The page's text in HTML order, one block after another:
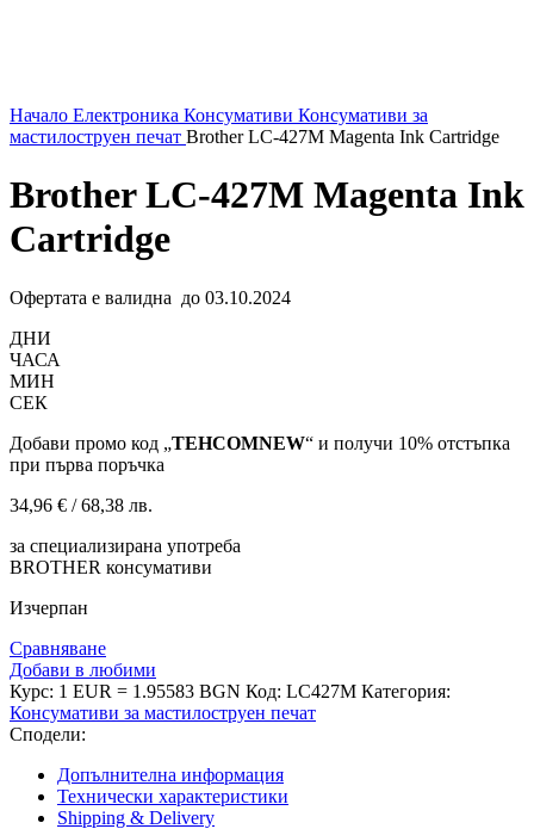
Начало Електроника Консумативи Консумативи за
мастилоструен печат Brother LC-427M Magenta Ink Cartridge
Brother LC-427M Magenta Ink
Cartridge
Офертата е валидна до 03.10.2024
ДНИ
ЧАСА
МИН
СЕК
Добави промо код „TEHCOMNEW“ и получи 10% отстъпка
при първа поръчка
34,96 € / 68,38 лв.
за специализирана употреба
BROTHER консумативи
Изчерпан
Сравняване
Добави в любими
Курс: 1 EUR = 1.95583 BGN Код: LC427M Категория:
Консумативи за мастилоструен печат
Сподели:
Допълнителна информация
Технически характеристики
Shipping & Delivery